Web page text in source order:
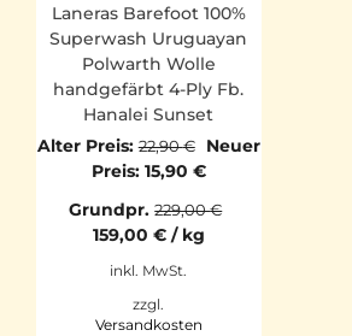
Laneras Barefoot 100%
Superwash Uruguayan
Polwarth Wolle
handgefärbt 4-Ply Fb.
Hanalei Sunset
Alter Preis: 22,90€
Ursprünglicher
Preis
22,90 €
Neuer
Preis: 15,90 €Aktueller
ist:
Grundpr.229,00€
159,00 €/ kg
inkl. MwSt.
zzgl.
Versandkosten